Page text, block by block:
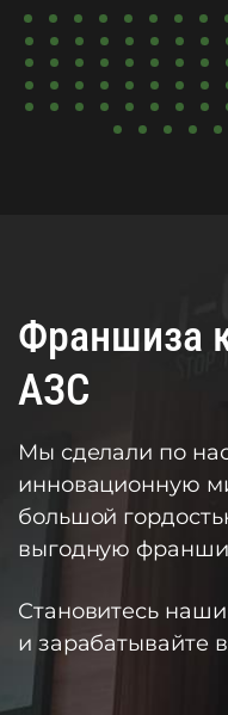
Франшиза
АЗС
Мы сделали по
инновационную
большой
выгодную
Становитесь
и зарабатывайте